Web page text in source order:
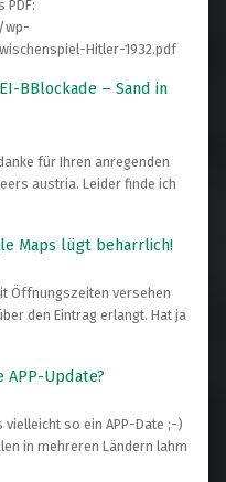
PDF:
wp-
Hitler-1932.pdf
BBlockade – Sand in
für Ihren anregenden
austria. Leider finde ich
Maps lügt beharrlich!
Öffnungszeiten versehen
den Eintrag erlangt. Hat ja
APP-Update?
vielleicht so ein APP-Date ;-)
in mehreren Ländern lahm